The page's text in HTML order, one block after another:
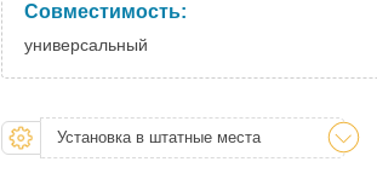
Совместимость:
универсальный
Установка в штатные места